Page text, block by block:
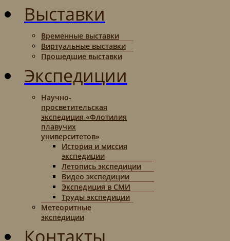
Выставки
Временные выставки
Виртуальные выставки
Прошедшие выставки
Экспедиции
Научно-
просветительская
экспедиция «Флотилия
плавучих
университетов»
История и миссия
экспедиции
Летопись экспедиции
Видео экспедиции
Экспедиция в СМИ
Труды экспедиции
Метеоритные
экспедиции
Контакты